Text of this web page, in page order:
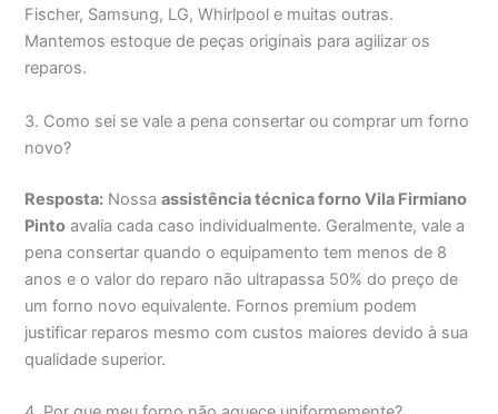
Fischer, Samsung, LG, Whirlpool e muitas outras.
Mantemos estoque de peças originais para agilizar os
reparos.
3. Como sei se vale a pena consertar ou comprar um forno
novo?
Resposta: Nossaassistência técnica forno Vila Firmiano
Pinto avalia cada caso individualmente. Geralmente, vale a
pena consertar quando o equipamento tem menos de 8
anos e o valor do reparo não ultrapassa 50% do preço de
um forno novo equivalente. Fornos premium podem
justificar reparos mesmo com custos maiores devido à sua
qualidade superior.